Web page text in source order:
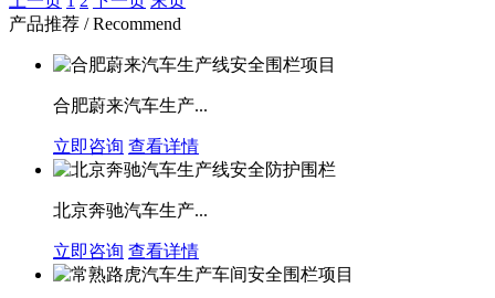
产品推荐 / Recommend
合肥蔚来汽车生产...
立即咨询 查看详情
北京奔驰汽车生产...
立即咨询 查看详情